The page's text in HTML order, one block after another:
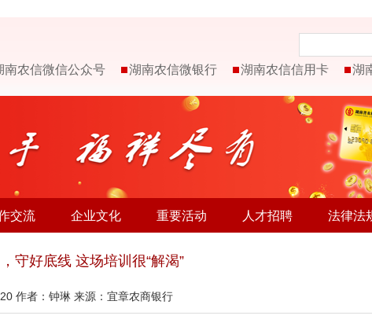
南农信微信公众号 湖南农信微银行 湖南农信信用卡 湖
交流 企业文化 重要活动 人才招聘 法律法
守好底线 这场培训很“解渴”
作者：钟琳 来源：宜章农商银行